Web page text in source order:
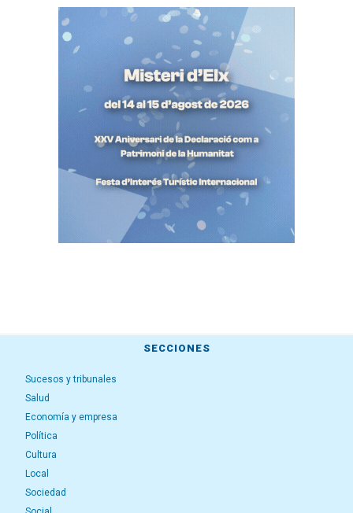
SECCIONES
Sucesos y tribunales
Salud
Economía y empresa
Política
Cultura
Local
Sociedad